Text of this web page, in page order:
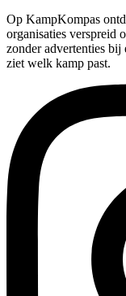
Op KampKompas
organisaties verspreid
zonder advertenties
ziet welk kamp past.